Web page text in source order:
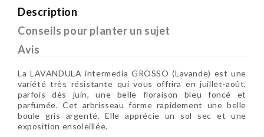
Description
Conseils pour planter un sujet
Avis
La LAVANDULA intermedia GROSSO (Lavande) est une
variété très résistante qui vous offrira en juillet-août,
parfois dès juin, une belle floraison bleu foncé et
parfumée. Cet arbrisseau forme rapidement une belle
boule gris argenté. Elle apprécie un sol sec et une
exposition ensoleillée.